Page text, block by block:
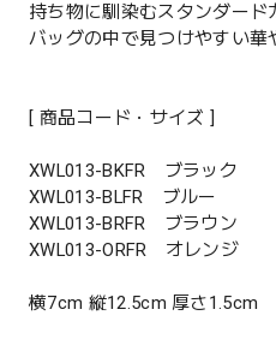
持ち物に馴染むスタンダード
バッグの中で見つけやすい華
[ 商品コード・サイズ ]
XWL013-BKFR ブラック
XWL013-BLFR ブルー
XWL013-BRFR ブラウン
XWL013-ORFR オレンジ
横7cm 縦12.5cm 厚さ1.5cm